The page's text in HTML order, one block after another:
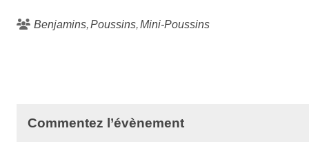
Benjamins Poussins Mini-Poussins
Commentez l’évènement